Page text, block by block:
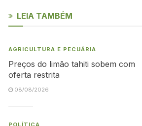
LEIA TAMBÉM
AGRICULTURA E PECUÁRIA
Preços do limão tahiti sobem com
oferta restrita
08/08/2026
POLÍTICA